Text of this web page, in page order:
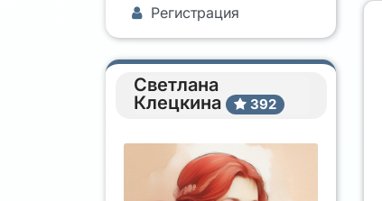
Регистрация
Светлана
Клецкина
392